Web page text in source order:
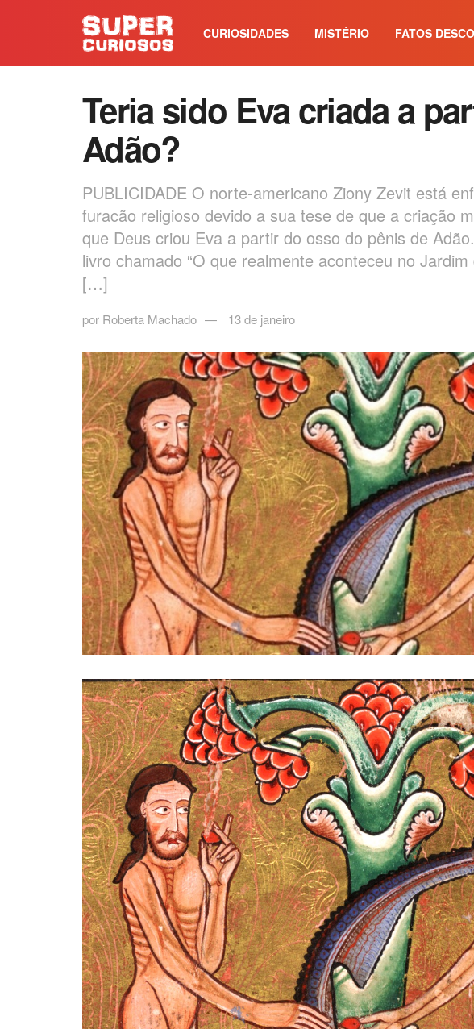
CURIOSIDADES MISTÉRIO FATOS
Teria sido Eva criada a
Adão?
PUBLICIDADE O norte-americano Ziony Zevit está
furacão religioso devido a sua tese de que a criação
que Deus criou Eva a partir do osso do pênis de
livro chamado “O que realmente aconteceu no
[…]
por Roberta Machado 13 de janeiro